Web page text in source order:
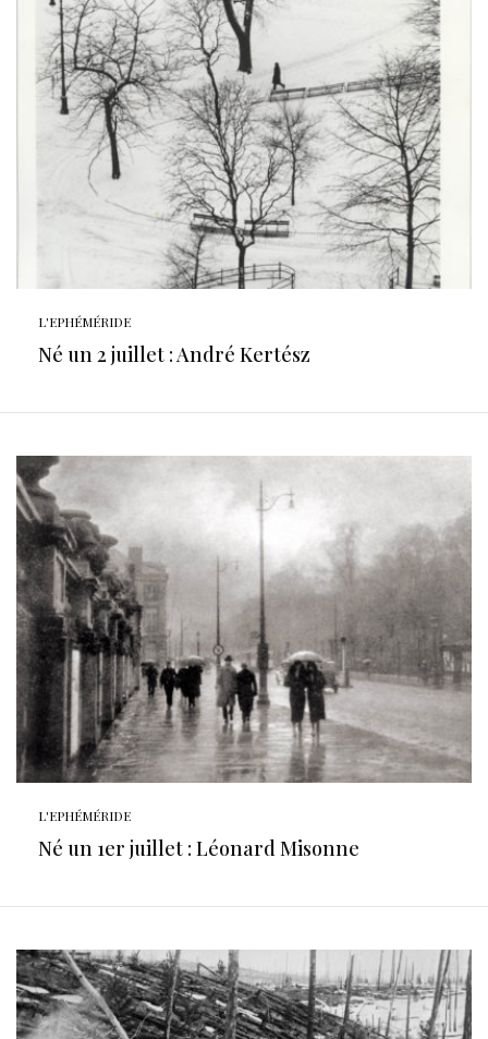
L'EPHÉMÉRIDE
Né un 2 juillet : André Kertész
L'EPHÉMÉRIDE
Né un 1er juillet : Léonard Misonne